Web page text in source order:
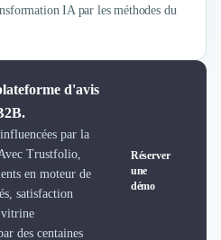
IA par les méthodes du
d'avis
par la
Trustfolio,
en moteur de
satisfaction
vitrine
des centaines
Réserver
une
démo